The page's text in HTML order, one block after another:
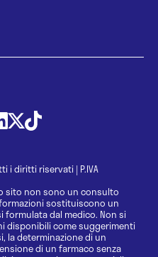
i diritti riservati | P.IVA
sito non sono un consulto
sostituiscono un
dal medico. Non si
disponibili come suggerimenti
la determinazione di un
di un farmaco senza